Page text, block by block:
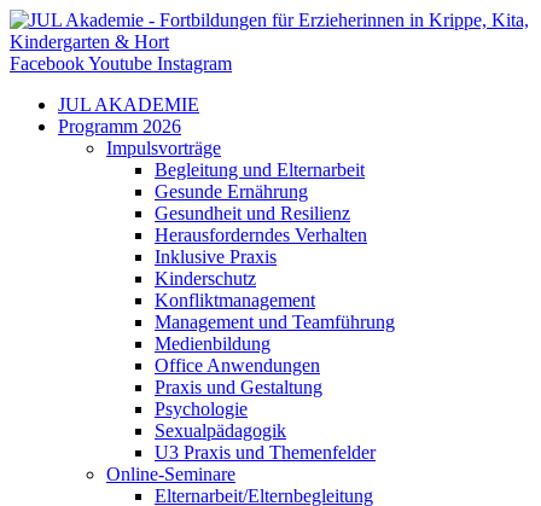
Zum
Inhalt
springen
FacebookYoutube Instagram
JUL AKADEMIE
Programm 2026
Impulsvorträge
Begleitung und Elternarbeit
Gesunde Ernährung
Gesundheit und Resilienz
Herausforderndes Verhalten
Inklusive Praxis
Kinderschutz
Konfliktmanagement
Management und Teamführung
Medienbildung
Office Anwendungen
Praxis und Gestaltung
Psychologie
Sexualpädagogik
U3 Praxis und Themenfelder
Online-Seminare
Elternarbeit/Elternbegleitung